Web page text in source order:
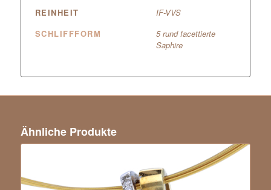
REINHEIT
IF-VVS
SCHLIFFFORM
5 rund facettierte
Saphire
Ähnliche Produkte